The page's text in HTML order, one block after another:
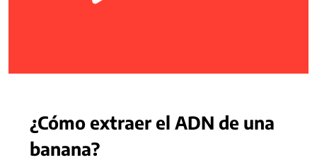
¿Cómo extraer el ADN de una
banana?